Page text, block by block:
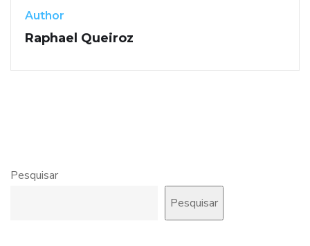
Author
Raphael Queiroz
Pesquisar
Pesquisar